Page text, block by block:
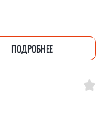
ПОДРОБНЕЕ